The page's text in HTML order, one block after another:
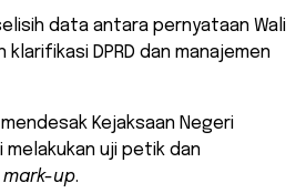
data antara pernyataan Wali
klarifikasi DPRD dan manajemen
mendesak Kejaksaan Negeri
melakukan uji petik dan
mark-up.